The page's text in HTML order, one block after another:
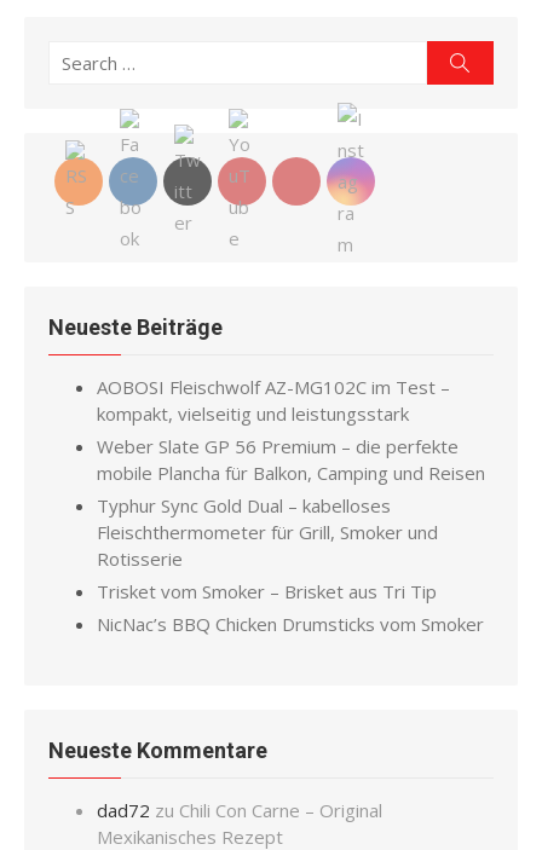
Search
Neueste Beiträge
AOBOSI Fleischwolf AZ-MG102C im Test –
kompakt, vielseitig und leistungsstark
Weber Slate GP 56 Premium – die perfekte
mobile Plancha für Balkon, Camping und Reisen
Typhur Sync Gold Dual – kabelloses
Fleischthermometer für Grill, Smoker und
Rotisserie
Trisket vom Smoker – Brisket aus Tri Tip
NicNac’s BBQ Chicken Drumsticks vom Smoker
Neueste Kommentare
dad72 zu Chili Con Carne – Original
Mexikanisches Rezept